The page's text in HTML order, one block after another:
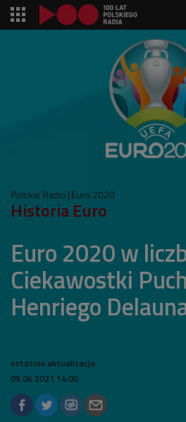
Polskie Radio Euro 2020
Historia Euro
Euro 2020 w
Ciekawostki
Henriego
ostatnia aktualizacja:
09.06.2021 14:00